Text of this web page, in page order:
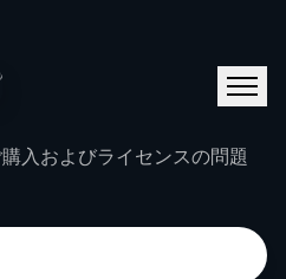
購入およびライセンスの問題